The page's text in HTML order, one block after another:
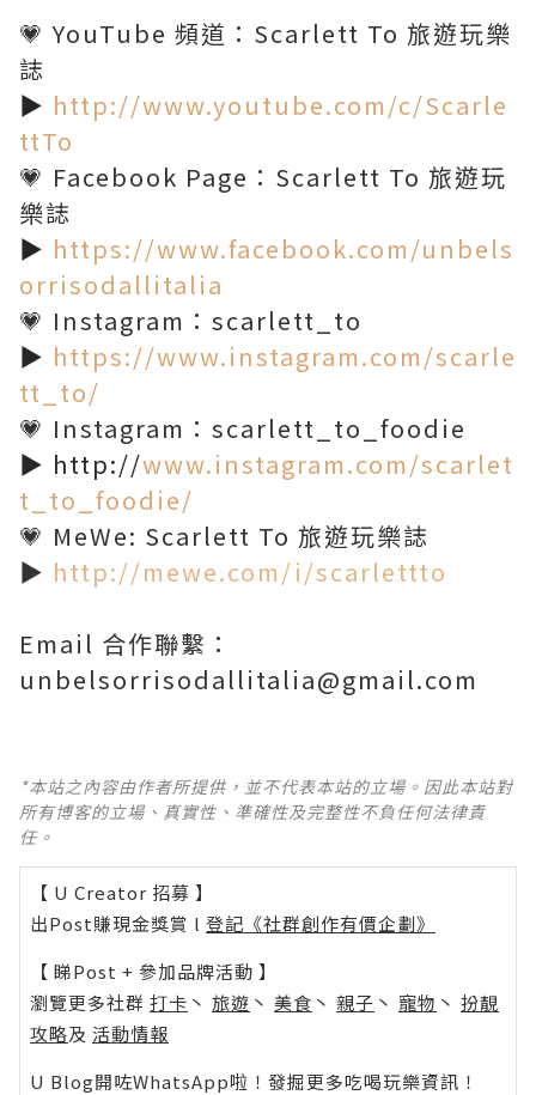
💗 YouTube 頻道：Scarlett To 旅遊玩樂
誌
▶️ http://www.youtube.com/c/Scarle
ttTo
💗 Facebook Page：Scarlett To 旅遊玩
樂誌
▶️ https://www.facebook.com/unbels
orrisodallitalia
💗 Instagram：scarlett_to
▶️ https://www.instagram.com/scarle
tt_to/
💗 Instagram：scarlett_to_foodie
▶️ http://www.instagram.com/scarlet
t_to_foodie/
💗 MeWe: Scarlett To 旅遊玩樂誌
▶️ http://mewe.com/i/scarlettto
Email 合作聯繫：
unbelsorrisodallitalia@gmail.com
*本站之內容由作者所提供，並不代表本站的立場。因此本站對
所有博客的立場、真實性、準確性及完整性不負任何法律責
任。
【 U Creator 招募 】
出Post賺現金獎賞 l 登記《社群創作有價企劃》
【 睇Post + 參加品牌活動 】
瀏覽更多社群 打卡 丶 旅遊 丶 美食 丶 親子 丶 寵物 丶 扮靚
攻略及 活動情報
U Blog開咗WhatsApp啦！發掘更多吃喝玩樂資訊！